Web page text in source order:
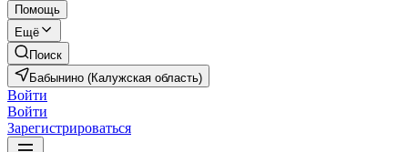
Помощь
Ещё
Поиск
Бабынино (Калужская область)
Войти
Войти
Зарегистрироваться